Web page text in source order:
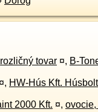
rozličný tovar ¤, B-
¤, HW-Hús Kft. Húsbolt
2000 Kft. ¤,